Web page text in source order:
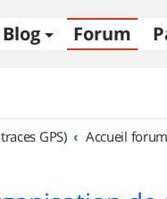
Blog Forum
GPS)
Accueil forum